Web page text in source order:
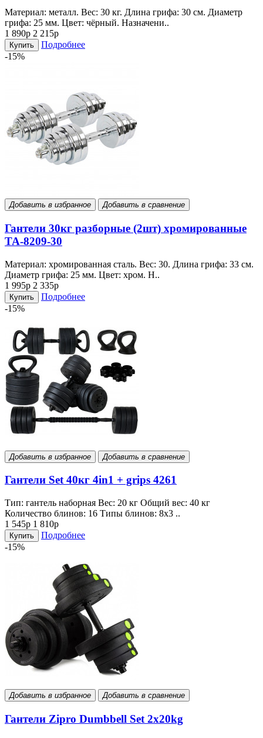
Материал: металл. Вес: 30 кг. Длина грифа: 30 см. Диаметр
грифа: 25 мм. Цвет: чёрный. Назначени..
1 890р 2 215р
Купить
Подробнее
-15%
Добавить в избранное Добавить в сравнение
Гантели 30кг разборные (2шт) хромированные
TA-8209-30
Материал: хромированная сталь. Вес: 30. Длина грифа: 33 см.
Диаметр грифа: 25 мм. Цвет: хром. Н..
1 995р 2 335р
Купить
Подробнее
-15%
Добавить в избранное Добавить в сравнение
Гантели Set 40кг 4in1 + grips 4261
Тип: гантель наборная Вес: 20 кг Общий вес: 40 кг
Количество блинов: 16 Типы блинов: 8x3 ..
1 545р 1 810р
Купить
Подробнее
-15%
Добавить в избранное Добавить в сравнение
Гантели Zipro Dumbbell Set 2x20kg